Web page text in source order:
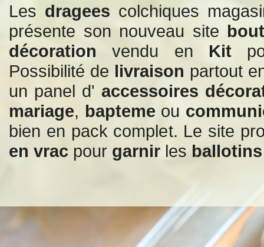
Les dragees colchiques
présente son nouveau site
décorationvendu en Kit
Possibilité de livraison partout
un panel d'accessoires
mariage, bapteme ou
bien en pack complet. Le site
en vrac pour garnir les ballotins